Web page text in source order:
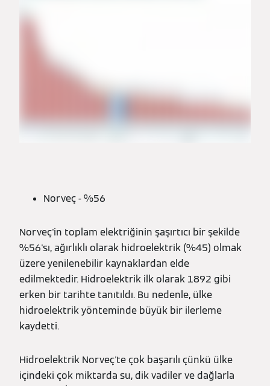
Norveç - %56
Norveç'in toplam elektriğinin şaşırtıcı bir şekilde
%56'sı, ağırlıklı olarak hidroelektrik (%45) olmak
üzere yenilenebilir kaynaklardan elde
edilmektedir. Hidroelektrik ilk olarak 1892 gibi
erken bir tarihte tanıtıldı. Bu nedenle, ülke
hidroelektrik yönteminde büyük bir ilerleme
kaydetti.
Hidroelektrik Norveç'te çok başarılı çünkü ülke
içindeki çok miktarda su, dik vadiler ve dağlarla